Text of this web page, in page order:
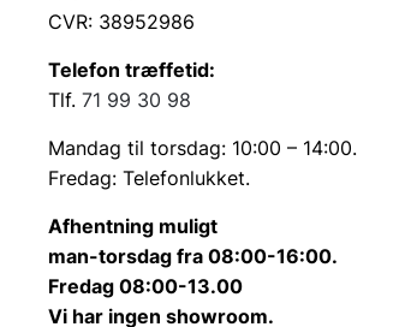
CVR: 38952986
Telefon træffetid:
Tlf. 71 99 30 98
Mandag til torsdag: 10:00 – 14:00.
Fredag: Telefonlukket.
Afhentning muligt
man-torsdag fra 08:00-16:00.
Fredag 08:00-13.00
Vi har ingen showroom.